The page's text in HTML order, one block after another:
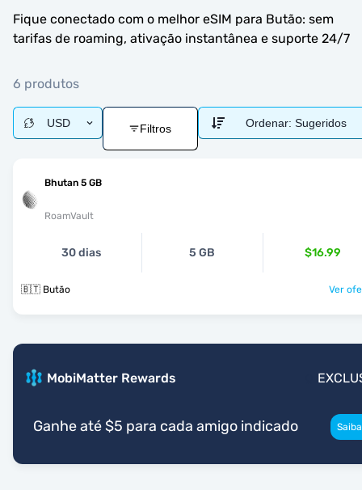
Fique conectado com o melhor eSIM para Butão: sem
tarifas de roaming, ativação instantânea e suporte 24/7
6 produtos
USD Filtros Ordenar: Sugeridos
Bhutan 5 GB
RoamVault
30 dias 5 GB $16.99
🇧🇹 Butão Ver
MobiMatter Rewards
Ganhe até $5 para cada amigo indicado